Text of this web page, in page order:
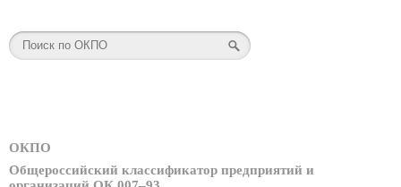
ОКПО
Общероссийский классификатор предприятий и